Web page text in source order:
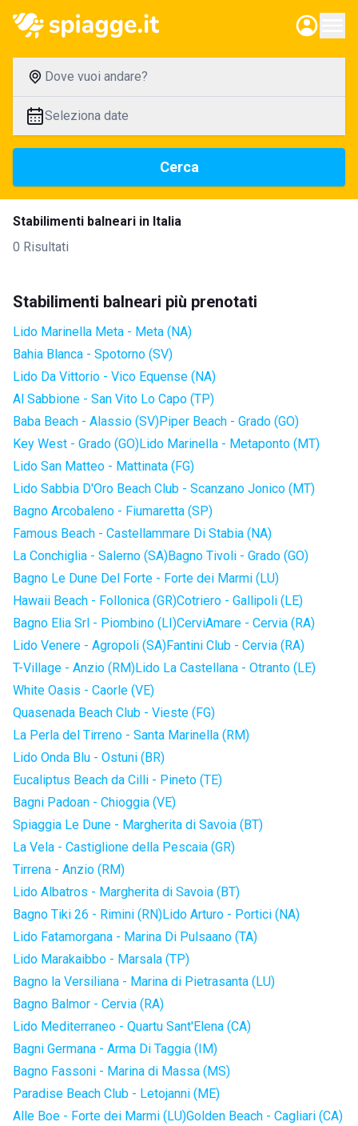
Dove vuoi andare?
Seleziona date
Cerca
Stabilimenti balneari in Italia
0 Risultati
Stabilimenti balneari più prenotati
Lido Marinella Meta - Meta (NA)
Bahia Blanca - Spotorno (SV)
Lido Da Vittorio - Vico Equense (NA)
Al Sabbione - San Vito Lo Capo (TP)
Baba Beach - Alassio (SV)Piper Beach - Grado (GO)
Key West - Grado (GO)Lido Marinella - Metaponto (MT)
Lido San Matteo - Mattinata (FG)
Lido Sabbia D'Oro Beach Club - Scanzano Jonico (MT)
Bagno Arcobaleno - Fiumaretta (SP)
Famous Beach - Castellammare Di Stabia (NA)
La Conchiglia - Salerno (SA)Bagno Tivoli - Grado (GO)
Bagno Le Dune Del Forte - Forte dei Marmi (LU)
Hawaii Beach - Follonica (GR)Cotriero - Gallipoli (LE)
Bagno Elia Srl - Piombino (LI)CerviAmare - Cervia (RA)
Lido Venere - Agropoli (SA)Fantini Club - Cervia (RA)
T-Village - Anzio (RM)Lido La Castellana - Otranto (LE)
White Oasis - Caorle (VE)
Quasenada Beach Club - Vieste (FG)
La Perla del Tirreno - Santa Marinella (RM)
Lido Onda Blu - Ostuni (BR)
Eucaliptus Beach da Cilli - Pineto (TE)
Bagni Padoan - Chioggia (VE)
Spiaggia Le Dune - Margherita di Savoia (BT)
La Vela - Castiglione della Pescaia (GR)
Tirrena - Anzio (RM)
Lido Albatros - Margherita di Savoia (BT)
Bagno Tiki 26 - Rimini (RN)Lido Arturo - Portici (NA)
Lido Fatamorgana - Marina Di Pulsaano (TA)
Lido Marakaibbo - Marsala (TP)
Bagno la Versiliana - Marina di Pietrasanta (LU)
Bagno Balmor - Cervia (RA)
Lido Mediterraneo - Quartu Sant'Elena (CA)
Bagni Germana - Arma Di Taggia (IM)
Bagno Fassoni - Marina di Massa (MS)
Paradise Beach Club - Letojanni (ME)
Alle Boe - Forte dei Marmi (LU)Golden Beach - Cagliari (CA)